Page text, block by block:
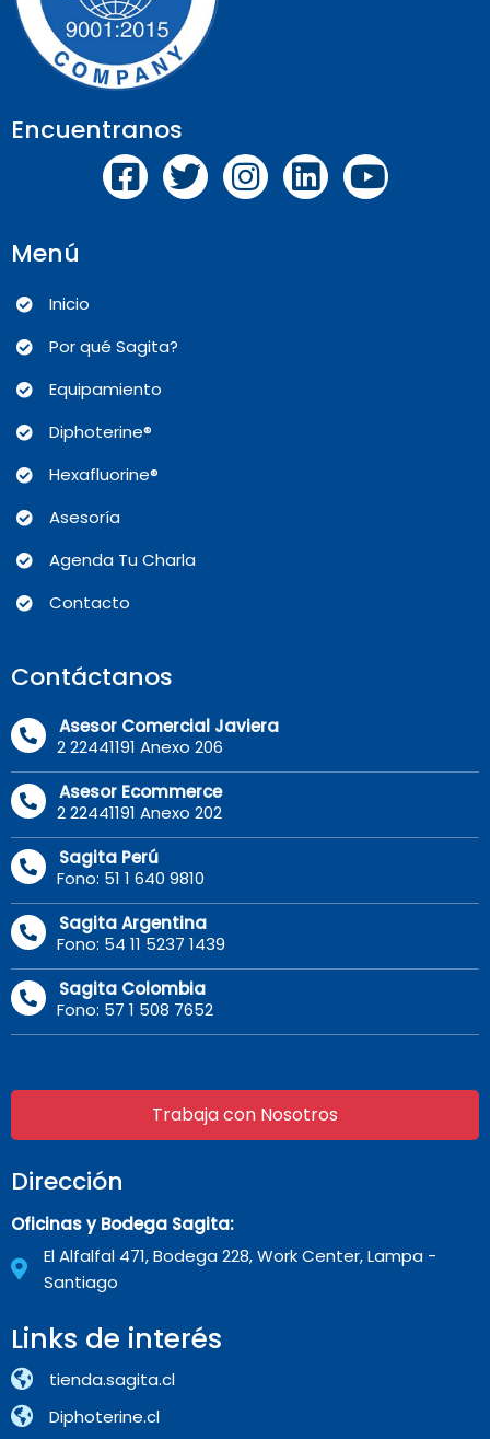
Encuentranos
Menú
Inicio
Por qué Sagita?
Equipamiento
Diphoterine®
Hexafluorine®
Asesoría
Agenda Tu Charla
Contacto
Contáctanos
Asesor Comercial Javiera
2 22441191 Anexo 206
Asesor Ecommerce
2 22441191 Anexo 202
Sagita Perú
Fono: 51 1 640 9810
Sagita Argentina
Fono: 54 11 5237 1439
Sagita Colombia
Fono: 57 1 508 7652
Trabaja con Nosotros
Dirección
Oficinas y Bodega Sagita:
El Alfalfal 471, Bodega 228, Work Center, Lampa -
Santiago
Links de interés
tienda.sagita.cl
Diphoterine.cl